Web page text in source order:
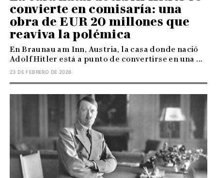
convierte en comisaría: una
obra de EUR 20 millones que
reaviva la polémica
En Braunau am Inn, Austria, la casa donde nació
Adolf Hitler está a punto de convertirse en una ...
23 DE FEBRERO DE 2026